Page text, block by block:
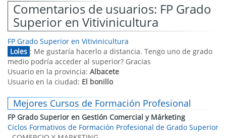
Comentarios de usuarios: FP Grado
Superior en Vitivinicultura
FP Grado Superior en Vitivinicultura
Loles : Me gustaría hacerlo a distancia. Tengo uno de grado
medio podría acceder al superior? Gracias
Usuario en la provincia: Albacete
Usuario en la ciudad: El bonillo
Mejores Cursos de Formación Profesional
FP Grado Superior en Gestión Comercial y Márketing
Ciclos Formativos de Formación Profesional de Grado Superior